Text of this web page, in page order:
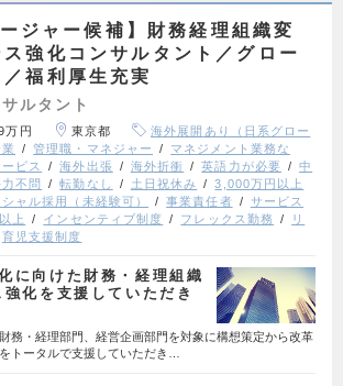
ージャー候補】財務経理組織変
強化コンサルタント／グロー
福利厚生充実
ルタント
万円 東京都
海外展開あり（日系グロー
管理職・マネジャー
マネジメント業務な
ビス 海外出張 海外折衝 英語力が必要
中
不問 転勤なし 土日祝休み
3,000万円以上
ャル採用（未経験可） 事業責任者
サービス
上 インセンティブ制度 フレックス勤務
リ
育児支援制度
に向けた財務・経理組織
化を支援していただき
務・経理部門、経営企画部門を対象に構想策定から改革
トータルで支援していただき…